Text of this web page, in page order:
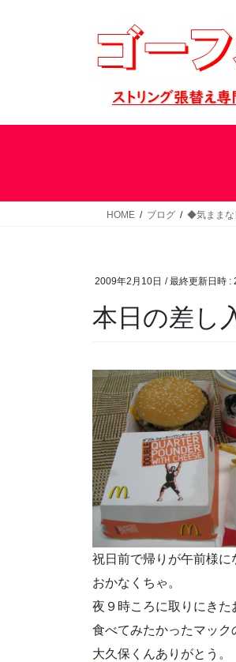
ス
ン
HOME ブログ ◆気ままな
2009年2月10日 / 最終更新日時 :
本日の差し
祝日前で帰りが午前様に
おかなくちゃ。
夜９時ころに取りにきた
食べてみたかったマック
大久保くんありがとう。